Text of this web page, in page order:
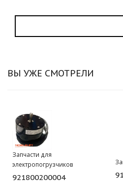
ВЫ УЖЕ СМОТРЕЛИ
Запчасти для
электропогрузчиков
921800200004